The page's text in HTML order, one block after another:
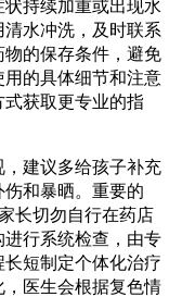
持续加重或出现水
水冲洗，及时联系
的保存条件，避免
的具体细节和注意
获取更专业的指
建议多给孩子补充
和暴晒。重要的
长切勿自行在药店
行系统检查，由专
短制定个体化治疗
医生会根据复色情